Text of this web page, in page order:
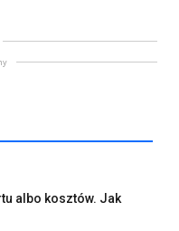
albo kosztów. Jak